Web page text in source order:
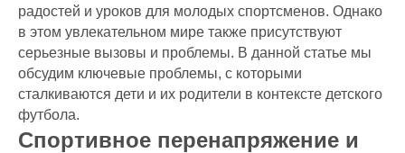
радостей и уроков для молодых спортсменов. Однако
в этом увлекательном мире также присутствуют
серьезные вызовы и проблемы. В данной статье мы
обсудим ключевые проблемы, с которыми
сталкиваются дети и их родители в контексте детского
футбола.
Спортивное перенапряжение и